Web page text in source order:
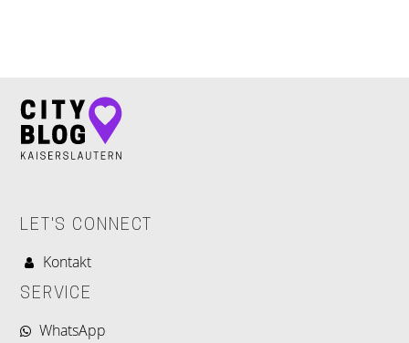
LET'S CONNECT
Kontakt
SERVICE
WhatsApp